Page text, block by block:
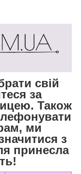
свій
за
Також
ми
з
принесла